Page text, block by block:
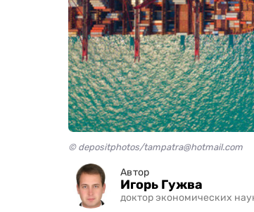
© depositphotos/tampatra@hotmail.com
Автор
Игорь Гужва
доктор экономических